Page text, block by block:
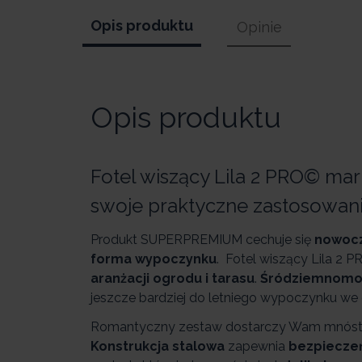
Opis produktu Opinie
Opis produktu
Fotel wiszący Lila 2 PRO©
swoje praktyczne
Produkt SUPERPREMIUM cechuje się
forma wypoczynku. Fotel wiszący Lila 2
aranżacji ogrodu i tarasu.
jeszcze bardziej do letniego wypoczynku we
Romantyczny zestaw dostarczy Wam
Konstrukcja stalowa zapewnia